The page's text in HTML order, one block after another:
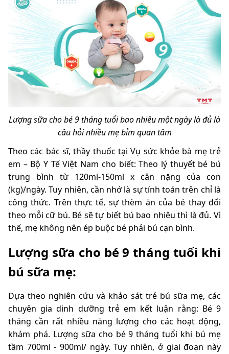
Lượng sữa cho bé 9 tháng tuổi bao nhiêu một ngày là đủ là
câu hỏi nhiều mẹ bỉm quan tâm
Theo các bác sĩ, thầy thuốc tại Vụ sức khỏe bà mẹ trẻ
em – Bộ Y Tế Việt Nam cho biết: Theo lý thuyết bé bú
trung bình từ 120ml-150ml x cân nặng của con
(kg)/ngày. Tuy nhiên, cần nhớ là sự tính toán trên chỉ là
công thức. Trên thực tế, sự thèm ăn của bé thay đổi
theo mỗi cữ bú. Bé sẽ tự biết bú bao nhiêu thì là đủ. Vì
thế, mẹ không nên ép buộc bé phải bú cạn bình.
Lượng sữa cho bé 9 tháng tuổi khi
bú sữa mẹ:
Dựa theo nghiên cứu và khảo sát trẻ bú sữa mẹ, các
chuyên gia dinh dưỡng trẻ em kết luận rằng: Bé 9
tháng cần rất nhiều năng lượng cho các hoạt động,
khám phá. Lượng sữa cho bé 9 tháng tuổi khi bú mẹ
tầm 700ml - 900ml/ ngày. Tuy nhiên, ở giai đoạn này